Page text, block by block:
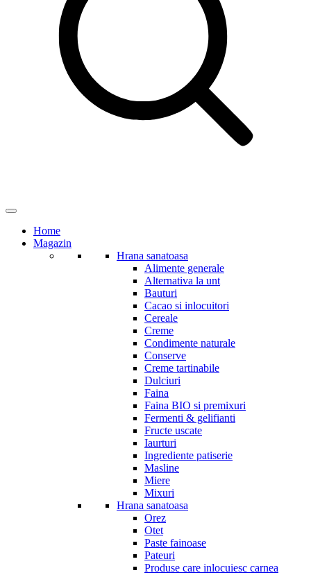
Home
Magazin
Hrana sanatoasa
Alimente generale
Alternativa la unt
Bauturi
Cacao si inlocuitori
Cereale
Creme
Condimente naturale
Conserve
Creme tartinabile
Dulciuri
Faina
Faina BIO si premixuri
Fermenti & gelifianti
Fructe uscate
Iaurturi
Ingrediente patiserie
Masline
Miere
Mixuri
Hrana sanatoasa
Orez
Otet
Paste fainoase
Pateuri
Produse care inlocuiesc carnea